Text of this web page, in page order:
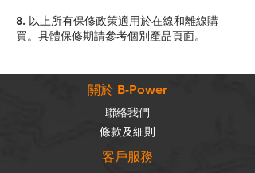
8. 以上所有保修政策適用於在線和離線購
買。具體保修期請參考個別產品頁面。
關於 B-Power
聯絡我們
條款及細則
客戶服務